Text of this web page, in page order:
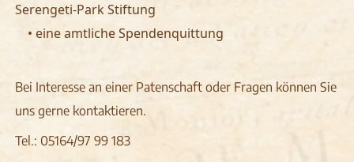
Serengeti-Park Stiftung
• eine amtliche Spendenquittung
Bei Interesse an einer Patenschaft oder Fragen können Sie
uns gerne kontaktieren.
Tel.: 05164/97 99 183